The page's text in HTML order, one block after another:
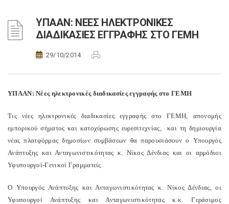
ΥΠΑΑΝ: ΝΕΕΣ ΗΛΕΚΤΡΟΝΙΚΕΣ
ΔΙΑΔΙΚΑΣΙΕΣ ΕΓΓΡΑΦΗΣ ΣΤΟ ΓΕΜΗ
29/10/2014
ΥΠΑΑΝ: Νέες ηλεκτρονικές διαδικασίες εγγραφής στο ΓΕΜΗ
Τις νέες ηλεκτρονικές διαδικασίες εγγραφής στο ΓΕΜΗ, απονομής
εμπορικού σήματος και κατοχύρωσης ευρεσιτεχνίας, και τη δημιουργία
νέας πλατφόρμας δημοσίων συμβάσεων θα παρουσιάσουν ο Υπουργός
Ανάπτυξης και Ανταγωνιστικότητας κ. Νίκος Δένδιας και οι αρμόδιοι
Υφυπουργοί-Γενικοί Γραμματείς
Ο Υπουργός Ανάπτυξης και Ανταγωνιστικότητας κ. Νίκος Δένδιας, οι
Υφυπουργοί Ανάπτυξης και Ανταγωνιστικότητας κ.κ. Γεράσιμος